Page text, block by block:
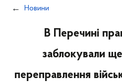
Новини
В Перечині
заблокували
переправлення